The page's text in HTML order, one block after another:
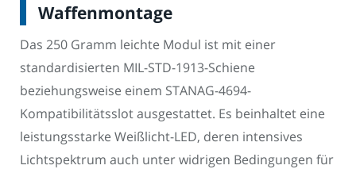
Waffenmontage
Das 250 Gramm leichte Modul ist mit einer
standardisierten MIL-STD-1913-Schiene
beziehungsweise einem STANAG-4694-
Kompatibilitätsslot ausgestattet. Es beinhaltet eine
leistungsstarke Weißlicht-LED, deren intensives
Lichtspektrum auch unter widrigen Bedingungen für